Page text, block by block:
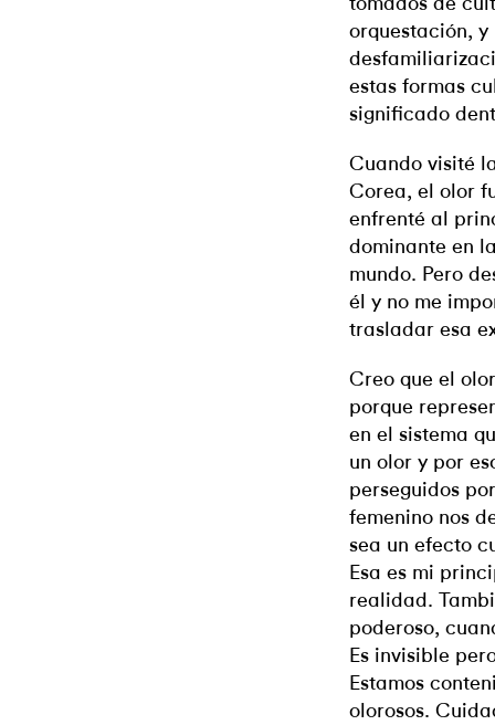
orquestación,
estas formas
significado
Cuando visité
Corea, el olor
enfrenté al
dominante en
mundo. Pero
él y no me
trasladar esa
Creo que el
porque
en el sistema
un olor y por
perseguidos
femenino nos
sea un efecto
Esa es mi
realidad.
poderoso,
Es invisible
Estamos
olorosos.